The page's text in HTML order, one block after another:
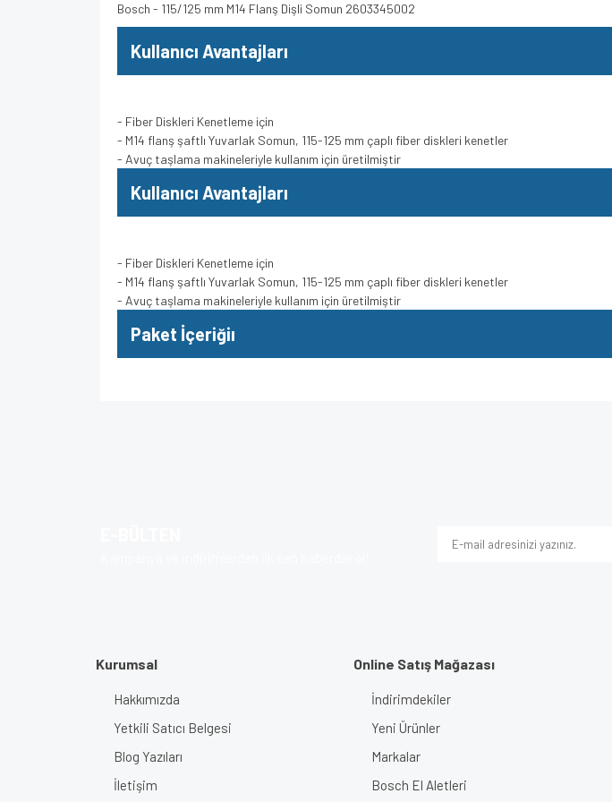
Bosch - 115/125 mm M14 Flanş Dişli Somun 2603345002
Kullanıcı Avantajları
- Fiber Diskleri Kenetleme için
- M14 flanş şaftlı Yuvarlak Somun, 115-125 mm çaplı fiber diskleri kenetler
- Avuç taşlama makineleriyle kullanım için üretilmiştir
Kullanıcı Avantajları
- Fiber Diskleri Kenetleme için
- M14 flanş şaftlı Yuvarlak Somun, 115-125 mm çaplı fiber diskleri kenetler
- Avuç taşlama makineleriyle kullanım için üretilmiştir
Paket İçeriğiı
Kurumsal
Hakkımızda
Yetkili Satıcı Belgesi
Blog Yazıları
İletişim
Online Satış Mağazası
İndirimdekiler
Yeni Ürünler
Markalar
Bosch El Aletleri